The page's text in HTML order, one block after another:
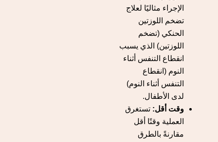
الإجراء مثاليًا لعلاج
تضخم اللوزتين
الحنكي (تضخم
اللوزتين) الذي يسبب
انقطاع التنفس أثناء
النوم (انقطاع
التنفس أثناء النوم)
لدى الأطفال.
وقت أقل: تستغرق
العملية وقتًا أقل
مقارنةً بالطرق